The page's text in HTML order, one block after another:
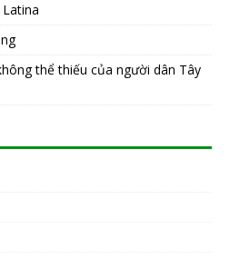
thể thiếu của người dân Tây